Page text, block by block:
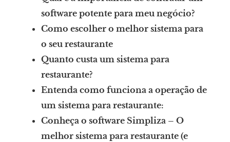
software potente para meu negócio?
Como escolher o melhor sistema para
o seu restaurante
Quanto custa um sistema para
restaurante?
Entenda como funciona a operação de
um sistema para restaurante:
Conheça o software Simpliza – O
melhor sistema para restaurante (e